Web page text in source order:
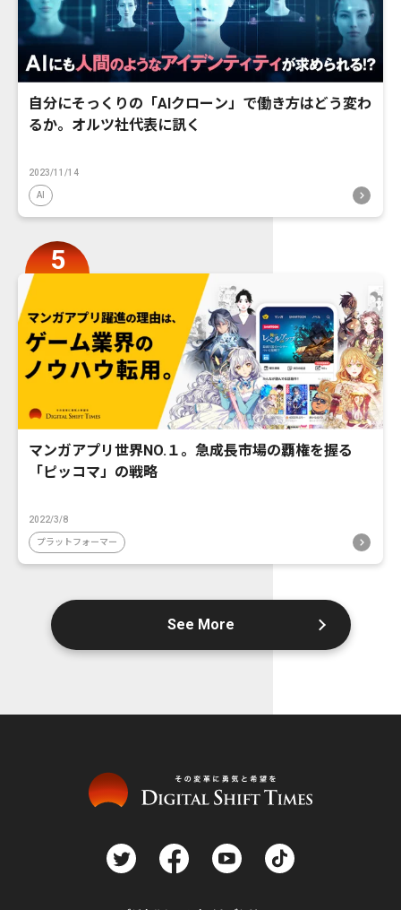
自分にそっくりの「AIクローン」で働き方はどう変わ
るか。オルツ社代表に訊く
2023/11/14
AI
マンガアプリ世界NO.１。急成長市場の覇権を握る
「ピッコマ」の戦略
2022/3/8
プラットフォーマー
See More